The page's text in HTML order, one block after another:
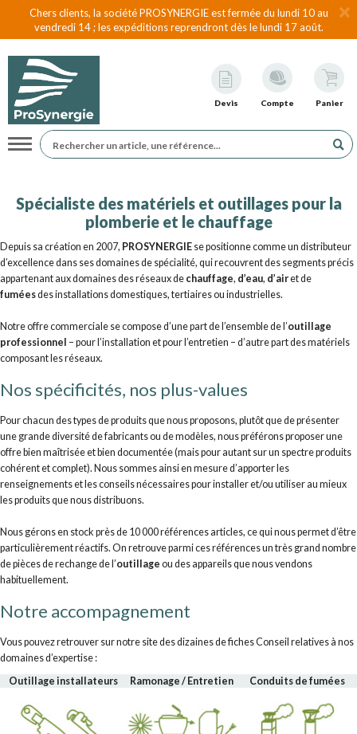
Chers clients, la société PROSYNERGIE est fermée du lundi 10 au
vendredi 14 ; les expéditions reprendront dès le lundi 17 août.
Devis Compte Panier
Navigation
Spécialiste des matériels et outillages pour la
plomberie et le chauffage
Depuis sa création en 2007, PROSYNERGIE se positionne comme un distributeur
d’excellence dans ses domaines de spécialité, qui recouvrent des segments précis
appartenant aux domaines des réseaux de chauffage, d’eau, d’airet de
fuméesdes installations domestiques, tertiaires ou industrielles.
Notre offre commerciale se compose d’une part de l’ensemble de l’outillage
professionnel – pour l’installation et pour l’entretien – d’autre part des matériels
composant les réseaux.
Nos spécificités, nos plus-values
Pour chacun des types de produits que nous proposons, plutôt que de présenter
une grande diversité de fabricants ou de modèles, nous préférons proposer une
offre bien maîtrisée et bien documentée (mais pour autant sur un spectre produits
cohérent et complet). Nous sommes ainsi en mesure d’apporter les
renseignements et les conseils nécessaires pour installer et/ou utiliser au mieux
les produits que nous distribuons.
Nous gérons en stock près de 10 000 références articles, ce qui nous permet d’être
particulièrement réactifs. On retrouve parmi ces références un très grand nombre
de pièces de rechange de l’outillage ou des appareils que nous vendons
habituellement.
Notre accompagnement
Vous pouvez retrouver sur notre site des dizaines de fiches Conseil relatives à nos
domaines d’expertise :
Outillage installateurs
Ramonage / Entretien Conduits de fumées